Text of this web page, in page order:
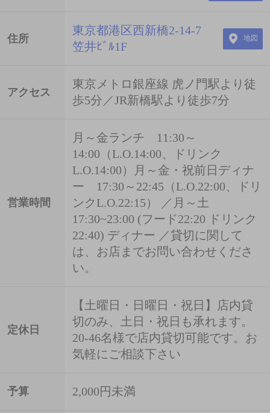
住所
東京都港区西新橋2-14-7
笠井ﾋﾞﾙ1F
地図
アクセス
東京メトロ銀座線 虎ノ門駅より徒
歩5分／JR新橋駅より徒歩7分
営業時間
月～金ランチ 11:30～
14:00（L.O.14:00、ドリンク
L.O.14:00）月～金・祝前日ディナ
ー 17:30～22:45（L.O.22:00、ドリ
ンクL.O.22:15） ／月～土
17:30~23:00 (フード22:20 ドリンク
22:40) ディナー ／貸切に関して
は、お店までお問い合わせくださ
い。
定休日
【土曜日・日曜日・祝日】店内貸
切のみ、土日・祝日も承れます。
20-46名様で店内貸切可能です。お
気軽にご相談下さい
予算 2,000円未満